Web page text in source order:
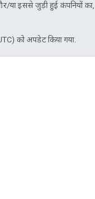
इससे जुड़ी हुई कंपनियों का,
को अपडेट किया गया.